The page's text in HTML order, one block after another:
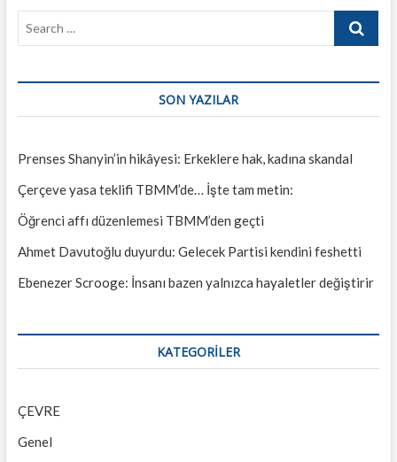
Search
SON YAZILAR
Prenses Shanyin’in hikâyesi: Erkeklere hak, kadına skandal
Çerçeve yasa teklifi TBMM’de… İşte tam metin:
Öğrenci affı düzenlemesi TBMM’den geçti
Ahmet Davutoğlu duyurdu: Gelecek Partisi kendini feshetti
Ebenezer Scrooge: İnsanı bazen yalnızca hayaletler değiştirir
KATEGORILER
ÇEVRE
Genel